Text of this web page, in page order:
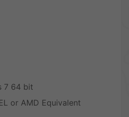
7 64 bit
or AMD Equivalent